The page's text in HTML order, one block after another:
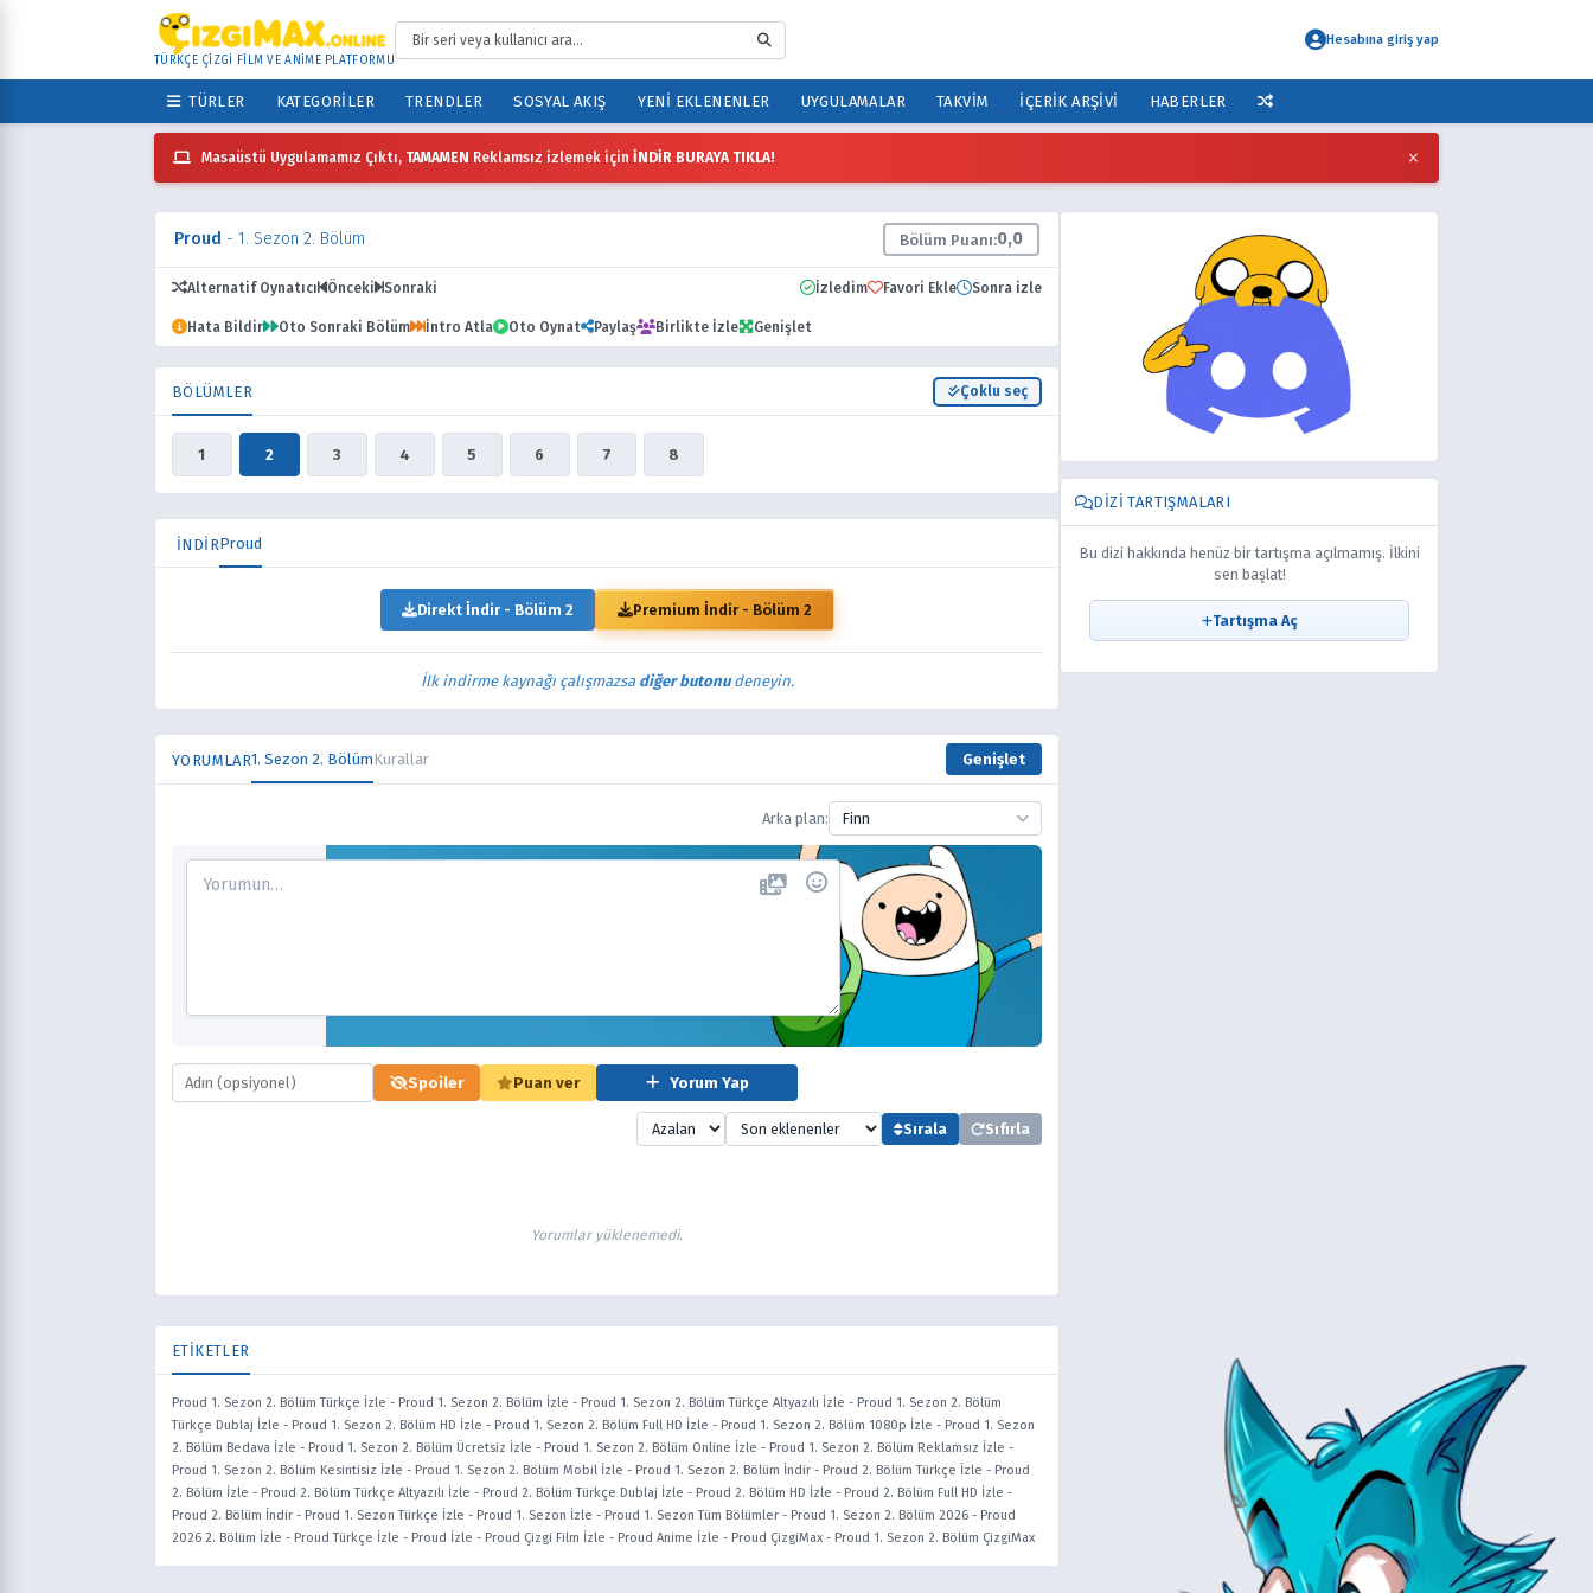
TÜRKÇE ÇİZGİ FİLM VE ANİME PLATFORMU
Hesabına giriş yap
TÜRLER KATEGORILER TRENDLER SOSYAL AKIŞ YENI EKLENENLER UYGULAMALAR TAKVIM İÇERIK ARŞIVI HABERLER
Masaüstü Uygulamamız Çıktı, TAMAMEN Reklamsız izlemek için İNDİR BURAYA TIKLA! ×
Proud - 1. Sezon 2. Bölüm Bölüm Puanı:0,0
Alternatif Oynatıcı Önceki Sonraki İzledim Favori Ekle Sonra izle
Hata Bildir Oto Sonraki Bölüm İntro Atla Oto Oynat Paylaş Birlikte İzle Genişlet
BÖLÜMLER Çoklu seç
1 2 3 4 5 6 7 8
İNDİRProud
Direkt İndir - Bölüm 2 Premium İndir - Bölüm 2
İlk indirme kaynağı çalışmazsa diğer butonudeneyin.
YORUMLAR1. Sezon 2. BölümKurallar Genişlet
Arka plan: Finn
Spoiler Puan ver Yorum Yap
Sırala Sıfırla
Yorumlar yüklenemedi.
ETİKETLER
Proud 1. Sezon 2. Bölüm Türkçe İzle - Proud 1. Sezon 2. Bölüm İzle - Proud 1. Sezon 2. Bölüm Türkçe Altyazılı İzle - Proud 1. Sezon 2. Bölüm
Türkçe Dublaj İzle - Proud 1. Sezon 2. Bölüm HD İzle - Proud 1. Sezon 2. Bölüm Full HD İzle - Proud 1. Sezon 2. Bölüm 1080p İzle - Proud 1. Sezon
2. Bölüm Bedava İzle - Proud 1. Sezon 2. Bölüm Ücretsiz İzle - Proud 1. Sezon 2. Bölüm Online İzle - Proud 1. Sezon 2. Bölüm Reklamsız İzle -
Proud 1. Sezon 2. Bölüm Kesintisiz İzle - Proud 1. Sezon 2. Bölüm Mobil İzle - Proud 1. Sezon 2. Bölüm İndir - Proud 2. Bölüm Türkçe İzle - Proud
2. Bölüm İzle - Proud 2. Bölüm Türkçe Altyazılı İzle - Proud 2. Bölüm Türkçe Dublaj İzle - Proud 2. Bölüm HD İzle - Proud 2. Bölüm Full HD İzle -
Proud 2. Bölüm İndir - Proud 1. Sezon Türkçe İzle - Proud 1. Sezon İzle - Proud 1. Sezon Tüm Bölümler - Proud 1. Sezon 2. Bölüm 2026 - Proud
2026 2. Bölüm İzle - Proud Türkçe İzle - Proud İzle - Proud Çizgi Film İzle - Proud Anime İzle - Proud ÇizgiMax - Proud 1. Sezon 2. Bölüm ÇizgiMax
DIZI TARTIŞMALARI
Bu dizi hakkında henüz bir tartışma açılmamış. İlkini
sen başlat!
Tartışma Aç